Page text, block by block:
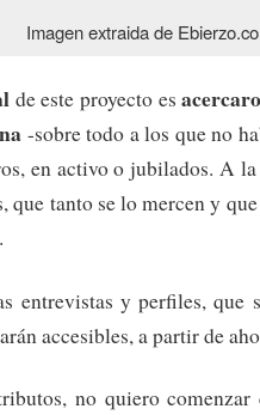
Imagen extraida de
de este proyecto es
-sobre todo a los que no
en activo o jubilados. A
que tanto se lo mercen y
entrevistas y perfiles, que
accesibles, a partir de
no quiero